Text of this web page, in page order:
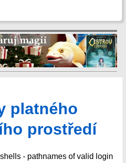
platného
prostředí
- pathnames of valid login